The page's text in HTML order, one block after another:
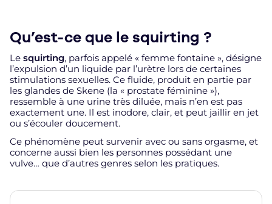
Qu’est-ce que le squirting ?
Le squirting, parfois appelé « femme fontaine », désigne
l’expulsion d’un liquide par l’urètre lors de certaines
stimulations sexuelles. Ce fluide, produit en partie par
les glandes de Skene (la « prostate féminine »),
ressemble à une urine très diluée, mais n’en est pas
exactement une. Il est inodore, clair, et peut jaillir en jet
ou s’écouler doucement.
Ce phénomène peut survenir avec ou sans orgasme, et
concerne aussi bien les personnes possédant une
vulve… que d’autres genres selon les pratiques.